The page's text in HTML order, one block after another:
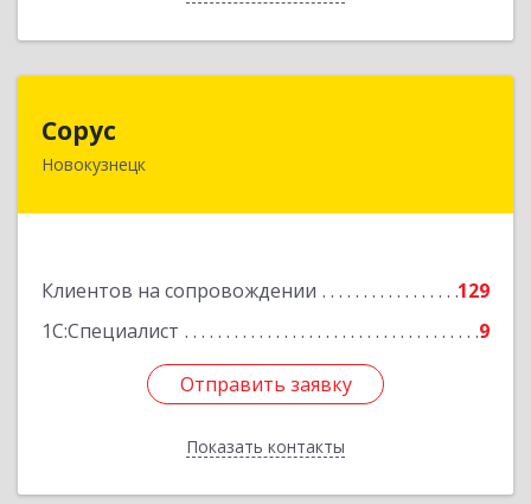
Сорус
Новокузнецк
Клиентов на сопровождении
129
1С:Специалист
9
Отправить заявку
Показать контакты
654005, Кемеровская область - Кузбасс,
Подробнее
Отправить заявку
Назад